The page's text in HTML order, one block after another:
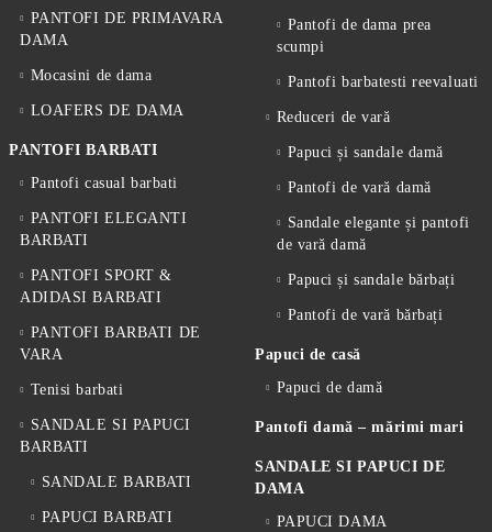
PANTOFI DE PRIMAVARA
DAMA
Mocasini de dama
LOAFERS DE DAMA
PANTOFI BARBATI
Pantofi casual barbati
PANTOFI ELEGANTI
BARBATI
PANTOFI SPORT &
ADIDASI BARBATI
PANTOFI BARBATI DE
VARA
Tenisi barbati
SANDALE SI PAPUCI
BARBATI
SANDALE BARBATI
PAPUCI BARBATI
Pantofi de dama prea
scumpi
Pantofi barbatesti reevaluati
Reduceri de vară
Papuci și sandale damă
Pantofi de vară damă
Sandale elegante și pantofi
de vară damă
Papuci și sandale bărbați
Pantofi de vară bărbați
Papuci de casă
Papuci de damă
Pantofi damă – mărimi mari
SANDALE SI PAPUCI DE
DAMA
PAPUCI DAMA